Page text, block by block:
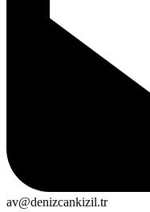
av@denizcankizil.tr